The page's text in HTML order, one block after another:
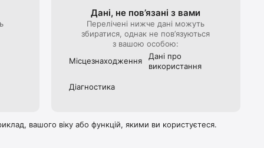
Дані, не пов’язані з вами
Перелічені нижче дані можуть
збиратися, однак не пов’язуються
з вашою особою:
Місце­знаходжен­ня
Дані про
використа­ння
Діагностикa
вашого віку або функцій, якими ви користуєтеся.